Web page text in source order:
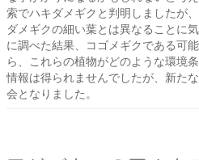
索でハキダメギクと判明しましたが
ダメギクの細い葉とは異なることに
に調べた結果、コゴメギクである可
ら、これらの植物がどのような環境
情報は得られませんでしたが、新た
会となりました。